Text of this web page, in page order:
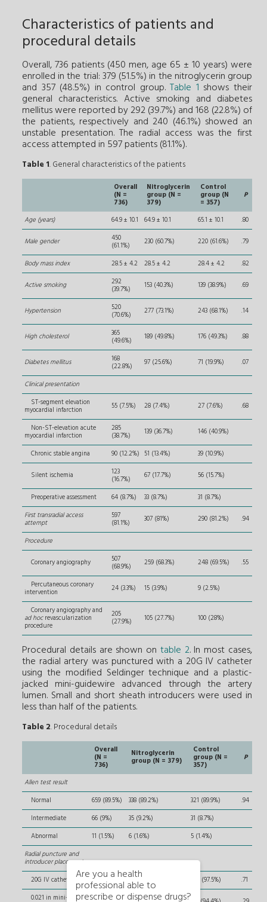
Characteristics of patients and
procedural details
Overall, 736 patients (450 men, age 65 ± 10 years) were
enrolled in the trial: 379 (51.5%) in the nitroglycerin group
and 357 (48.5%) in control group.Table 1 shows their
general characteristics. Active smoking and diabetes
mellitus were reported by 292 (39.7%) and 168 (22.8%) of
the patients, respectively and 240 (46.1%) showed an
unstable presentation. The radial access was the first
access attempted in 597 patients (81.1%).
Table 1. General characteristics of the patients
Overall
(N =
736)
Nitroglycerin
group (N =
379)
Control
group (N
= 357)
P
Age (years) 64.9 ± 10.1 64.9 ± 10.1 65.1 ± 10.1
.80
Male gender
450
(61.1%) 230 (60.7%) 220 (61.6%) .79
Body mass index 28.5 ± 4.2 28.5 ± 4.2 28.4 ± 4.2
.82
Active smoking
292
(39.7%) 153 (40.3%) 139 (38.9%) .69
Hypertension 520
(70.6%) 277 (73.1%) 243 (68.1%) .14
High cholesterol 365
(49.6%) 189 (49.8%) 176 (49.3%) .88
Diabetes mellitus 168
(22.8%) 97 (25.6%) 71 (19.9%) .07
Clinical presentation
ST-segment elevation
myocardial infarction 55 (7.5%) 28 (7.4%) 27 (7.6%) .68
Non-ST-elevation acute
myocardial infarction
285
(38.7%) 139 (36.7%) 146 (40.9%)
Chronic stable angina 90 (12.2%) 51 (13.4%)
39 (10.9%)
Silent ischemia
123
(16.7%) 67 (17.7%) 56 (15.7%)
Preoperative assessment 64 (8.7%) 33 (8.7%)
31 (8.7%)
First transradial access
attempt
597
(81.1%) 307 (81%) 290 (81.2%) .94
Procedure
Coronary angiography
507
(68.9%) 259 (68.3%) 248 (69.5%) .55
Percutaneous coronary
intervention 24 (3.3%) 15 (3.9%) 9 (2.5%)
Coronary angiography and
ad hocrevascularization
procedure
205
(27.9%) 105 (27.7%) 100 (28%)
Procedural details are shown on table 2. In most cases,
the radial artery was punctured with a 20G IV catheter
using the modified Seldinger technique and a plastic-
jacked mini-guidewire advanced through the artery
lumen. Small and short sheath introducers were used in
less than half of the patients.
Table 2. Procedural details
Overall
(N =
736)
Nitroglycerin
group (N = 379)
Control
group (N =
357)
P
Allen test result
Normal
659 (89.5%) 338 (89.2%) 321 (89.9%)
.94
Intermediate
66 (9%) 35 (9.2%)
31 (8.7%)
Abnormal
11 (1.5%) 6 (1.6%)
5 (1.4%)
Radial puncture and
introducer placement
20G IV catheter
719 (97.7%) 371 (97.9%) 348 (97.5%)
.71
0.021 in mini-
Are you a health
professional able to
prescribe or dispense drugs?